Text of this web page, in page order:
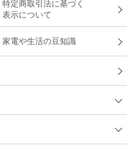
特定商取引法に基づく
表示について
家電や生活の豆知識